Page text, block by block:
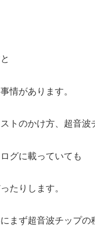
情があります。
トのかけ方、超音波
グに載っていても
たりします。
まず超音波チップの